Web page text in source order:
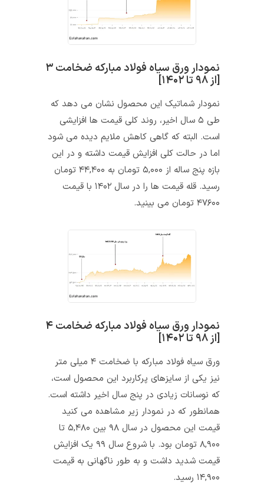
نمودار ورق سیاه فولاد مبارکه ضخامت ۳
نمودار شماتیک این محصول نشان می دهد که
طی ۵ سال اخیر، روند کلی قیمت ها افزایشی
است. البته که گاهی کاهش ملایم دیده می شود
اما در حالت کلی افزایش قیمت داشته و در این
بازه پنج ساله از ۵,۰۰۰ تومان به ۴۴,۴۰۰ تومان
رسید. قله قیمت ها را در سال ۱۴۰۲ با قیمت
نمودار ورق سیاه فولاد مبارکه ضخامت ۴
ورق سیاه فولاد مبارکه با ضخامت ۴ میلی متر
نیز یکی از سایزهای پرکاربرد این محصول است،
که نوسانات زیادی در پنج سال اخیر داشته است.
همانطور که در نمودار زیر مشاهده می کنید
قیمت این محصول در سال ۹۸ بین ۵,۴۸۰ تا
۸,۹۰۰ تومان بود. با شروع سال ۹۹ یک افزایش
قیمت شدید داشت و به طور ناگهانی به قیمت